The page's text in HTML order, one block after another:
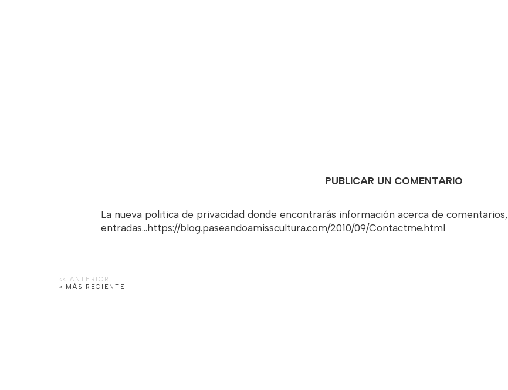
PUBLICAR UN COMENTARIO
La nueva politica de privacidad donde encontrarás información acerca de comentarios,
entradas...https://blog.paseandoamisscultura.com/2010/09/Contactme.html
« MÁS RECIENTE